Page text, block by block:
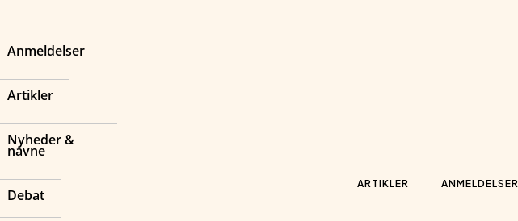
Anmeldelser
Artikler
Nyheder &
navne
Debat
ARTIKLER ANMELDELSER